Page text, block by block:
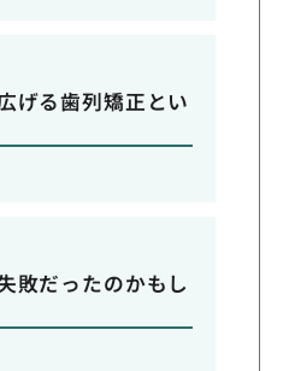
げる歯列矯正とい
敗だったのかもし